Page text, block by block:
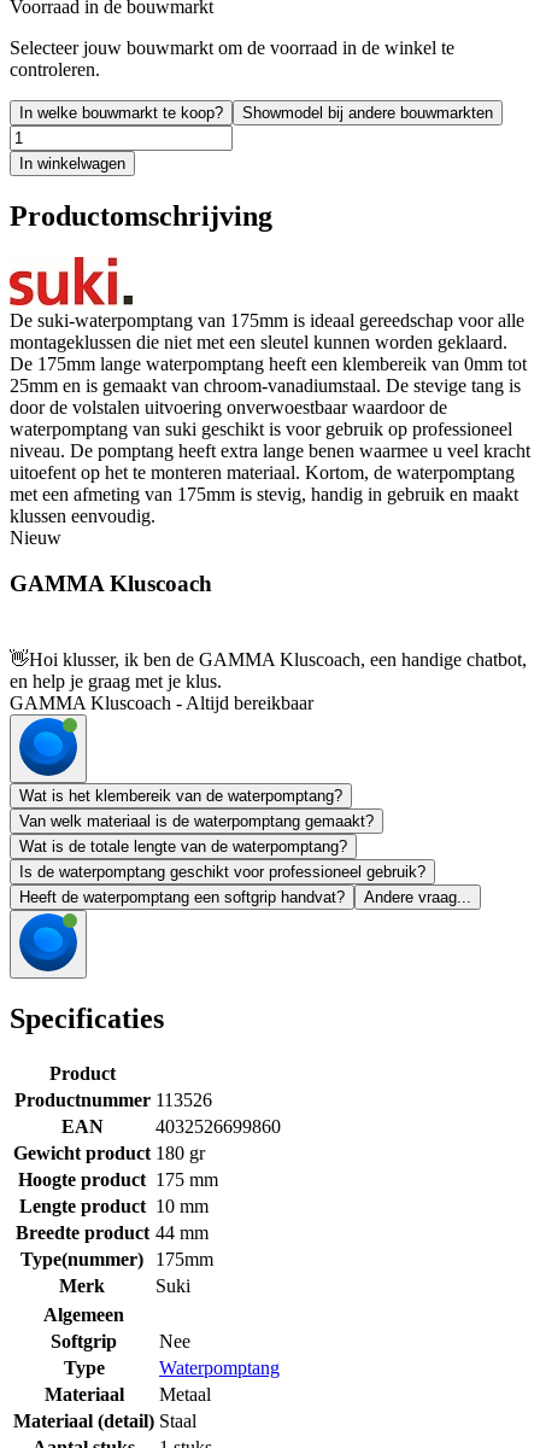
Voorraad in de bouwmarkt
Selecteer jouw bouwmarkt om de voorraad in de winkel te
controleren.
In welke bouwmarkt te koop? Showmodel bij andere bouwmarkten
In winkelwagen
Productomschrijving
De suki-waterpomptang van 175mm is ideaal gereedschap voor alle
montageklussen die niet met een sleutel kunnen worden geklaard.
De 175mm lange waterpomptang heeft een klembereik van 0mm tot
25mm en is gemaakt van chroom-vanadiumstaal. De stevige tang is
door de volstalen uitvoering onverwoestbaar waardoor de
waterpomptang van suki geschikt is voor gebruik op professioneel
niveau. De pomptang heeft extra lange benen waarmee u veel kracht
uitoefent op het te monteren materiaal. Kortom, de waterpomptang
met een afmeting van 175mm is stevig, handig in gebruik en maakt
klussen eenvoudig.
Nieuw
GAMMA Kluscoach
👋Hoi klusser, ik ben de GAMMA Kluscoach, een handige chatbot,
en help je graag met je klus.
GAMMA Kluscoach - Altijd bereikbaar
Wat is het klembereik van de waterpomptang?
Van welk materiaal is de waterpomptang gemaakt?
Wat is de totale lengte van de waterpomptang?
Is de waterpomptang geschikt voor professioneel gebruik?
Heeft de waterpomptang een softgrip handvat?
Andere vraag...
Specificaties
Product
Productnummer 113526
EAN
4032526699860
Gewicht product 180 gr
Hoogte product 175 mm
Lengte product 10 mm
Breedte product 44 mm
Type(nummer)
175mm
Merk
Suki
Algemeen
Softgrip
Nee
Type
Waterpomptang
Materiaal
Metaal
Materiaal (detail) Staal